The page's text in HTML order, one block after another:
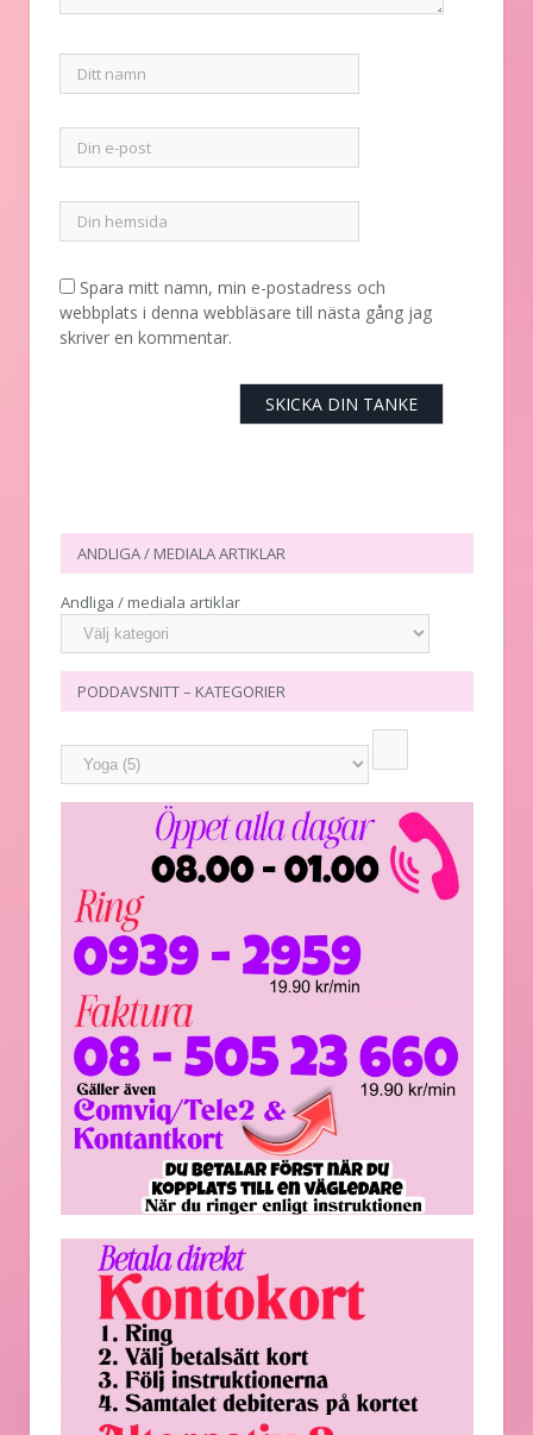
Spara mitt namn, min e-postadress och
webbplats i denna webbläsare till nästa gång jag
skriver en kommentar.
ANDLIGA / MEDIALA ARTIKLAR
Andliga / mediala artiklar
PODDAVSNITT – KATEGORIER